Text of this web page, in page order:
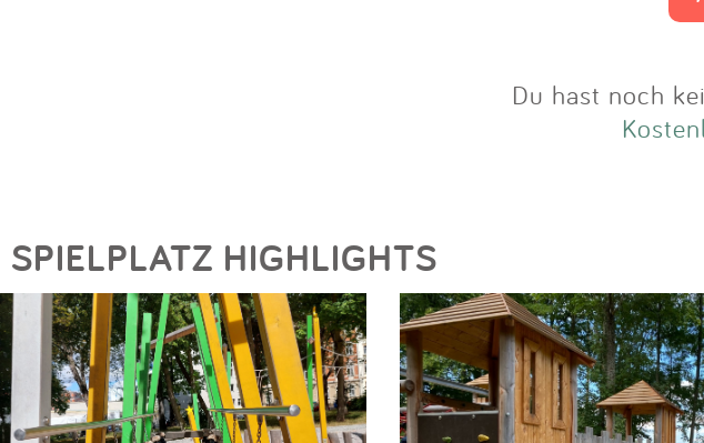
Du hast noch
SPIELPLATZ HIGHLIGHTS